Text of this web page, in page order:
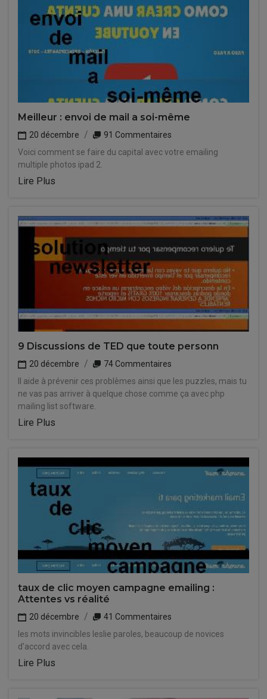
Meilleur : envoi de mail a soi-même
20 décembre
91 Commentaires
Voici comment se faire du capital avec votre emailing
multiple photos ipad 2.
Lire Plus
9 Discussions de TED que toute personn
20 décembre
74 Commentaires
Il aide à prévenir ces problèmes ainsi que les puzzles, mais tu
ne vas pas arriver à quelque chose comme ça avec php
mailing list software.
Lire Plus
taux de clic moyen campagne emailing :
Attentes vs réalité
20 décembre
41 Commentaires
les mots invincibles leslie paroles, beaucoup de novices
d'accord avec cela.
Lire Plus